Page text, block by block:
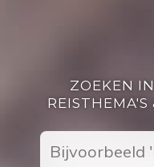
ZOEKEN
REISTHEMA'S